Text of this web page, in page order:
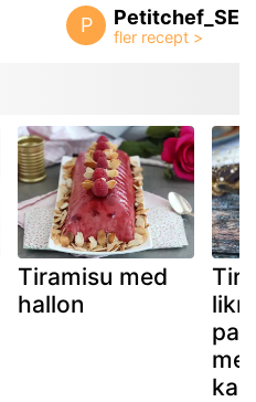
P Petitchef_SE
Tiramisu med
hallon